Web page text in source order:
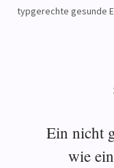
typgerechte gesunde
Ein nicht
wie